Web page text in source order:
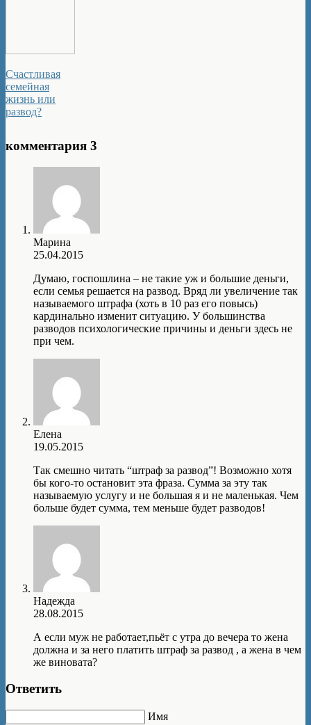
Счастливая
семейная
жизнь или
развод?
комментария 3
Марина
25.04.2015
Думаю, госпошлина – не такие уж и большие деньги,
если семья решается на развод. Вряд ли увеличение так
называемого штрафа (хоть в 10 раз его повысь)
кардинально изменит ситуацию. У большинства
разводов психологические причины и деньги здесь не
при чем.
Елена
19.05.2015
Так смешно читать “штраф за развод”! Возможно хотя
бы кого-то остановит эта фраза. Сумма за эту так
называемую услугу и не большая я и не маленькая. Чем
больше будет сумма, тем меньше будет разводов!
Надежда
28.08.2015
А если муж не работает,пьёт с утра до вечера то жена
должна и за него платить штраф за развод , а жена в чем
же виновата?
Ответить
Имя